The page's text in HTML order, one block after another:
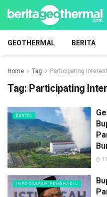
GEOTHERMAL BERITA
Home Tag Participating Interest
Tag: Participating
BERITA
INFO DAERAH PENGHASIL